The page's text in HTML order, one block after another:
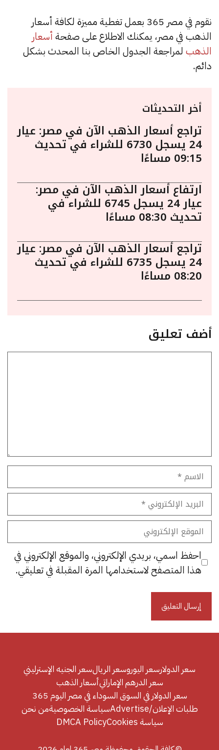
نقوم في مصر 365 بعمل تغطية مميزة لكافة أسعار
الذهب في مصر، يمكنك الاطلاع على صفحة أسعار
الذهب لمراجعة الجدول الخاص بنا المحدث بشكل
دائم.
أخر التحديثات
تراجع أسعار الذهب الآن في مصر: عيار
24 يسجل 6730 للشراء في تحديث
09:15 مساءًا
ارتفاع أسعار الذهب الآن في مصر:
عيار 24 يسجل 6745 للشراء في
تحديث 08:30 مساءًا
تراجع أسعار الذهب الآن في مصر: عيار
24 يسجل 6735 للشراء في تحديث
08:20 مساءًا
أضف تعليق
الاسم
البريد
الإلكتروني
الموقع
الإلكتروني
احفظ اسمي، بريدي الإلكتروني، والموقع الإلكتروني في
هذا المتصفح لاستخدامها المرة المقبلة في تعليقي.
سعر الدولارسعر اليوروسعر الريالسعر الجنيه الإسترليني
سعر الدرهم الإماراتيأسعار الذهب
سعر الدولار في السوق السوداء في مصر اليوم 365
طلبات الإعلان/Advertise
سياسة الخصوصيةمن نحن
سياسة Cookies
DMCA Policy